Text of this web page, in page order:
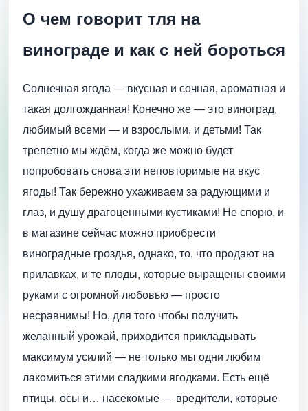
О чем говорит тля на
винограде и как с ней бороться
Солнечная ягода — вкусная и сочная, ароматная и
такая долгожданная! Конечно же — это виноград,
любимый всеми — и взрослыми, и детьми! Так
трепетно мы ждём, когда же можно будет
попробовать снова эти неповторимые на вкус
ягоды! Так бережно ухаживаем за радующими и
глаз, и душу драгоценными кустиками! Не спорю, и
в магазине сейчас можно приобрести
виноградные гроздья, однако, то, что продают на
прилавках, и те плоды, которые выращены своими
руками с огромной любовью — просто
несравнимы! Но, для того чтобы получить
желанный урожай, приходится прикладывать
максимум усилий — не только мы одни любим
лакомиться этими сладкими ягодками. Есть ещё
птицы, осы и… насекомые — вредители, которые